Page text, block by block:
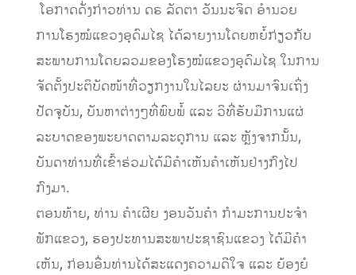
ໂອກາດດັ່ງກ່າວທ່ານ ດຣ ລັດຕາ ວັນນະຈິດ ອໍານວຍ
ການໂຮງໝໍແຂວງອຸດົມໄຊ ໄດ້ລາຍງານໂດຍຫຍໍ້ກ່ຽວກັບ
ສະພາບການໂດຍລວມຂອງໂຮງໝໍແຂວງອຸດົມໄຊ ໃນການ
ຈັດຕັ້ງປະຕິບັດໜ້າທີ່ວຽກງານໃນໄລຍະ ຜ່ານມາຈົນເຖິ່ງ
ປັດຈຸບັນ, ບັນຫາຕ່າງໆທີ່ພົບພໍ້ ແລະ ວິທີ່ຮັບມືການແຜ່
ລະບາດຂອງພະຍາດຕາມລະດູການ ແລະ ຫຼັງຈາກນັ້ນ,
ບັນດາທ່ານທີ່ເຂົ້າຮ່ວມໄດ້ມີຄໍາເຫັນຄໍາເຫັນຢ່າງກົງໄປ
ກົງມາ.
ຕອນທ້າຍ, ທ່ານ ຄໍາເຜີຍ ງອນວັນຄໍາ ກໍາມະການປະຈໍາ
ພັກແຂວງ, ຮອງປະທານສະພາປະຊາຊົນແຂວງ ໄດ້ມີຄໍາ
ເຫັນ, ກ່ອນອື່ນທ່ານໄດ້ສະແດງຄວາມດີໃຈ ແລະ ຍ້ອງຍໍ